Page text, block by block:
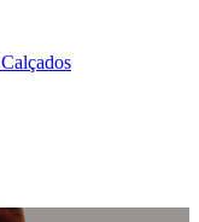
Calçados